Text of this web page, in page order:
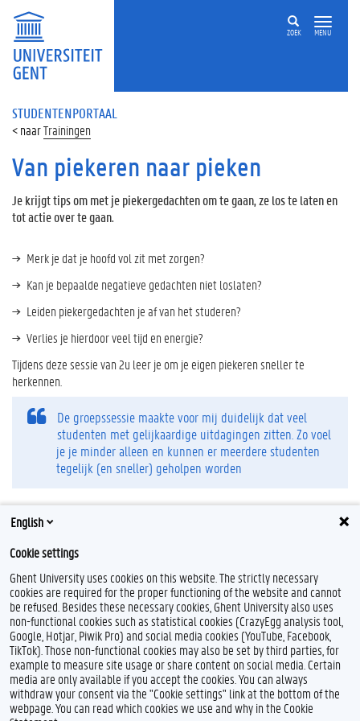
ZOEK MENU
STUDENTENPORTAAL
Trainingen
Van piekeren naar pieken
Je krijgt tips om met je piekergedachten om te gaan, ze los te laten en
tot actie over te gaan.
Merk je dat je hoofd vol zit met zorgen?
Kan je bepaalde negatieve gedachten niet loslaten?
Leiden piekergedachten je af van het studeren?
Verlies je hierdoor veel tijd en energie?
Tijdens deze sessie van 2u leer je om je eigen piekeren sneller te
herkennen.
De groepssessie maakte voor mij duidelijk dat veel
studenten met gelijkaardige uitdagingen zitten. Zo voel
je je minder alleen en kunnen er meerdere studenten
tegelijk (en sneller) geholpen worden
Inschrijven voor de online sessie
F
a
c
e
b
o
o
L
i
n
k
e
d
I
Y
o
u
T
u
b
e
I
n
s
t
a
g
r
Feedback
Privacy
Disclaimer
English
Cookie settings
Ghent University uses cookies on this website. The strictly necessary
cookies are required for the proper functioning of the website and cannot
be refused. Besides these necessary cookies, Ghent University also uses
non-functional cookies such as statistical cookies (CrazyEgg analysis tool,
Google, Hotjar, Piwik Pro) and social media cookies (YouTube, Facebook,
TikTok). Those non-functional cookies may also be set by third parties, for
example to measure site usage or share content on social media. Certain
media are only available if you accept the cookies. You can always
withdraw your consent via the "Cookie settings" link at the bottom of the
webpage. You can read which cookies we use and why in the Cookie